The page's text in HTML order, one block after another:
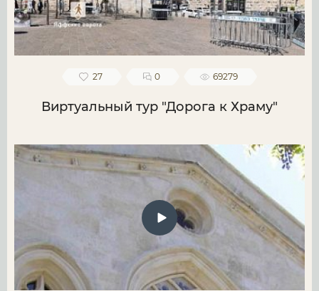
27 0 69279
Виртуальный тур "Дорога к Храму"